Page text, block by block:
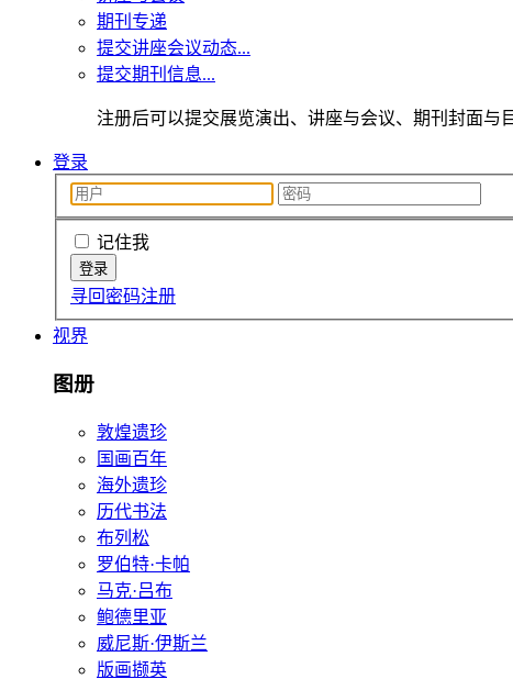
期刊专递
提交讲座会议动态...
提交期刊信息...
注册后可以提交展览演出、讲座与会议、期刊封面与
登录
记住我
寻回密码注册
视界
图册
敦煌遗珍
国画百年
海外遗珍
历代书法
布列松
罗伯特·卡帕
马克·吕布
鲍德里亚
威尼斯·伊斯兰
版画撷英